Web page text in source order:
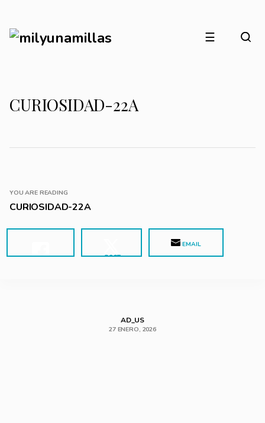
☰
CURIOSIDAD-22A
YOU ARE READING
CURIOSIDAD-22A
POST
EMAIL
AD_US
27 ENERO, 2026